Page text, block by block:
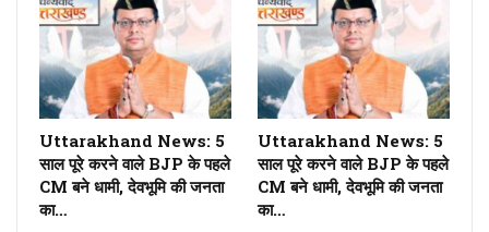
Uttarakhand News: 5
साल पूरे करने वाले BJP के पहले
CM बने धामी, देवभूमि की जनता
का…
Uttarakhand News: 5
साल पूरे करने वाले BJP के पहले
CM बने धामी, देवभूमि की जनता
का…